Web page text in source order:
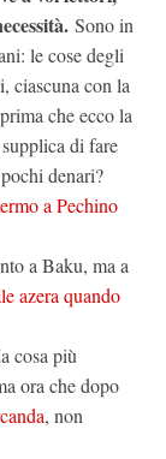
Sono in
le cose degli
ciascuna con la
che ecco la
di fare
denari?
a Pechino
a Baku, ma a
azera quando
cosa più
ora che dopo
, non